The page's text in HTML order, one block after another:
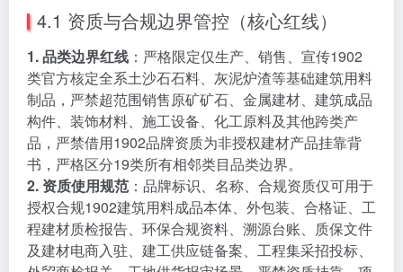
4.1 资质与合规边界管控（核心红线）
1. 品类边界红线 ：严格限定仅生产、销售、宣传1902
类官方核定全系土沙石石料、灰泥炉渣等基础建筑用料
制品，严禁超范围销售原矿矿石、金属建材、建筑成品
构件、装饰材料、施工设备、化工原料及其他跨类产
品，严禁借用1902品牌资质为非授权建材产品挂靠背
书，严格区分19类所有相邻类目品类边界。
2. 资质使用规范 ：品牌标识、名称、合规资质仅可用于
授权合规1902建筑用料成品本体、外包装、合格证、工
程建材质检报告、环保合规资料、溯源台账、质保文件
及建材电商入驻、建工供应链备案、工程集采招投标、